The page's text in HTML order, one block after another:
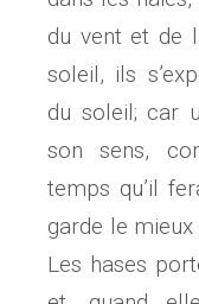
du vent et de
soleil, ils
du soleil; car
son sens,
temps qu’il
garde le
Les hases